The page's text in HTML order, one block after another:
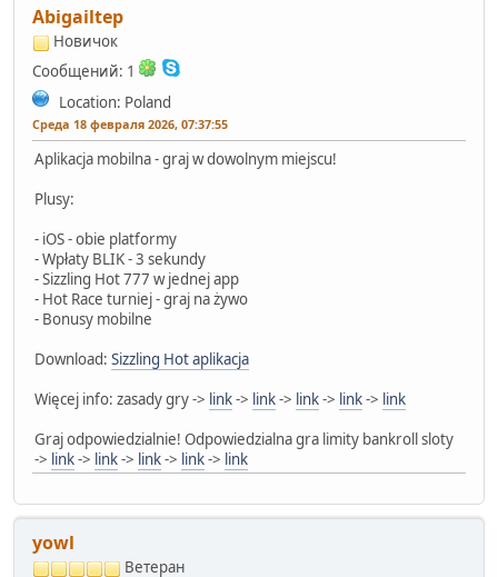
Abigailtep
Новичок
Сообщений: 1
Location: Poland
Среда 18 февраля 2026, 07:37:55
Aplikacja mobilna - graj w dowolnym miejscu!
Plusy:
- iOS - obie platformy
- Wpłaty BLIK - 3 sekundy
- Sizzling Hot 777 w jednej app
- Hot Race turniej - graj na żywo
- Bonusy mobilne
Download: Sizzling Hot aplikacja
Więcej info: zasady gry -> link-> link-> link-> link-> link
Graj odpowiedzialnie! Odpowiedzialna gra limity bankroll sloty
-> link-> link-> link-> link-> link
yowl
Ветеран